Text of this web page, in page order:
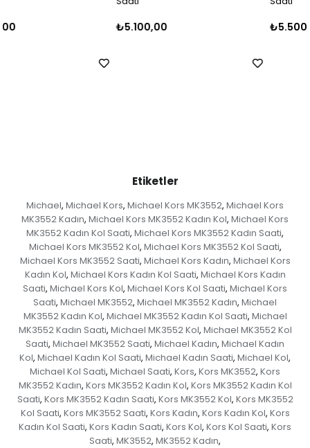
₺5.100,00 ₺5.500,00
Etiketler
Michael, Michael Kors, Michael Kors MK3552, Michael Kors
MK3552 Kadın, Michael Kors MK3552 Kadın Kol, Michael Kors
MK3552 Kadın Kol Saati, Michael Kors MK3552 Kadın Saati,
Michael Kors MK3552 Kol, Michael Kors MK3552 Kol Saati,
Michael Kors MK3552 Saati, Michael Kors Kadın, Michael Kors
Kadın Kol, Michael Kors Kadın Kol Saati, Michael Kors Kadın
Saati, Michael Kors Kol, Michael Kors Kol Saati, Michael Kors
Saati, Michael MK3552, Michael MK3552 Kadın, Michael
MK3552 Kadın Kol, Michael MK3552 Kadın Kol Saati, Michael
MK3552 Kadın Saati, Michael MK3552 Kol, Michael MK3552 Kol
Saati, Michael MK3552 Saati, Michael Kadın, Michael Kadın
Kol, Michael Kadın Kol Saati, Michael Kadın Saati, Michael Kol,
Michael Kol Saati, Michael Saati, Kors, Kors MK3552, Kors
MK3552 Kadın, Kors MK3552 Kadın Kol, Kors MK3552 Kadın Kol
Saati, Kors MK3552 Kadın Saati, Kors MK3552 Kol, Kors MK3552
Kol Saati, Kors MK3552 Saati, Kors Kadın, Kors Kadın Kol, Kors
Kadın Kol Saati, Kors Kadın Saati, Kors Kol, Kors Kol Saati, Kors
Saati, MK3552, MK3552 Kadın,